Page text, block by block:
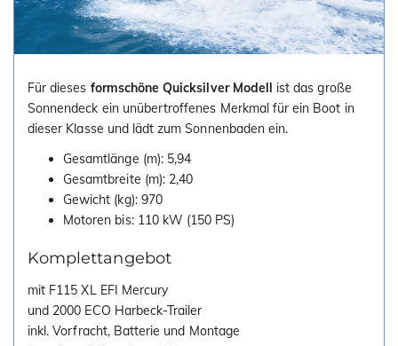
Für dieses formschöne Quicksilver Modell ist das große
Sonnendeck ein unübertroffenes Merkmal für ein Boot in
dieser Klasse und lädt zum Sonnenbaden ein.
Gesamtlänge (m): 5,94
Gesamtbreite (m): 2,40
Gewicht (kg): 970
Motoren bis: 110 kW (150 PS)
Komplettangebot
mit F115 XL EFI Mercury
und 2000 ECO Harbeck-Trailer
inkl. Vorfracht, Batterie und Montage